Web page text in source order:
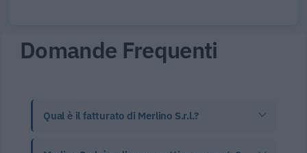
Domande Frequenti
Qual è il fatturato di Merlino S.r.l.?